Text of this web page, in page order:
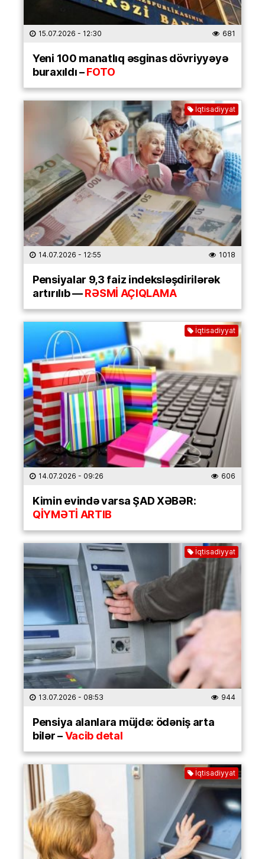
15.07.2026 - 12:30 681
Yeni 100 manatlıq əsginas dövriyyəyə
buraxıldı –FOTO
İqtisadiyyat
14.07.2026 - 12:55 1018
Pensiyalar 9,3 faiz indeksləşdirilərək
artırılıb —RƏSMİ AÇIQLAMA
İqtisadiyyat
14.07.2026 - 09:26 606
Kimin evində varsa ŞAD XƏBƏR:
QİYMƏTİ ARTIB
İqtisadiyyat
13.07.2026 - 08:53 944
Pensiya alanlara müjdə: ödəniş arta
bilər –Vacib detal
İqtisadiyyat